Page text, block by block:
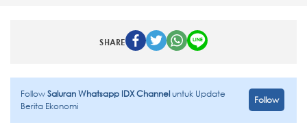
SHARE
FollowSaluran Whatsapp IDX Channeluntuk Update
Berita Ekonomi
Follow